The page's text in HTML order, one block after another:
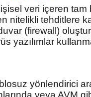
veri içeren tam
nitelikli tehditlere
(firewall)
yazılımlar
yönlendirici
veya AVM